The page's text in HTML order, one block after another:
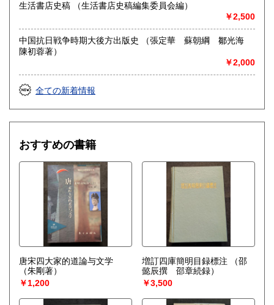
生活書店史稿 （生活書店史稿編集委員会編）
￥2,500
中国抗日戦争時期大後方出版史 （張定華 蘇朝綱 鄒光海
陳初蓉著）
￥2,000
全ての新着情報
おすすめの書籍
唐宋四大家的道論与文学
（朱剛著）
￥1,200
増訂四庫簡明目録標注
（邵
懿辰撰 邵章続録）
￥3,500